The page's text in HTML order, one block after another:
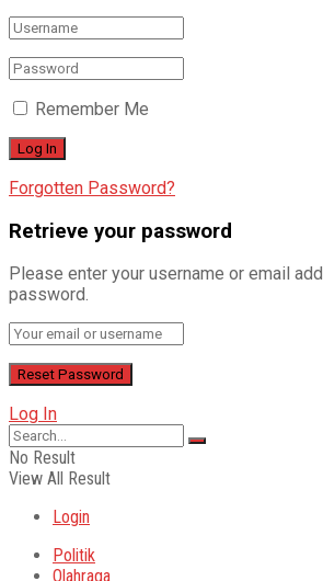
Remember Me
Forgotten Password?
Retrieve your password
Please enter your username or email
password.
Log In
No Result
View All Result
Login
Politik
Olahraga